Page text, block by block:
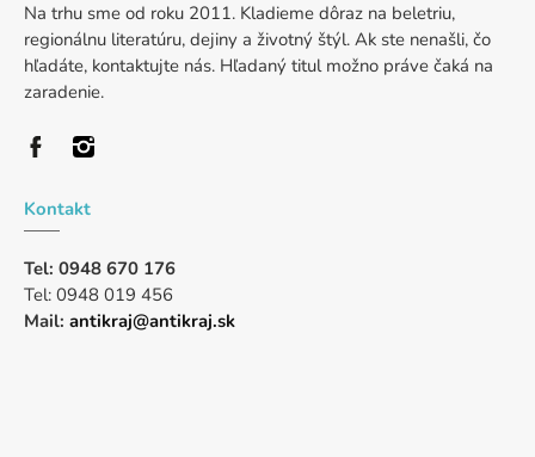
Na trhu sme od roku 2011. Kladieme dôraz na beletriu,
regionálnu literatúru, dejiny a životný štýl. Ak ste nenašli, čo
hľadáte, kontaktujte nás. Hľadaný titul možno práve čaká na
zaradenie.
Kontakt
Tel: 0948 670 176
Tel: 0948 019 456
Mail: antikraj@antikraj.sk